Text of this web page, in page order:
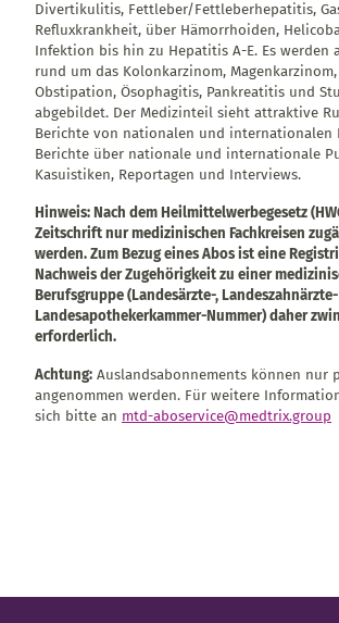
Divertikulitis, Fettleber/Fettleberhepatitis,
Refluxkrankheit, über Hämorrhoiden,
Infektion bis hin zu Hepatitis A-E. Es werden
rund um das Kolonkarzinom,
Obstipation, Ösophagitis, Pankreatitis und
abgebildet. Der Medizinteil sieht attraktive
Berichte von nationalen und internationalen
Berichte über nationale und internationale
Kasuistiken, Reportagen und Interviews.
Hinweis: Nach dem Heilmittelwerbegesetz
Zeitschrift nur medizinischen Fachkreisen
werden. Zum Bezug eines Abos ist eine
Nachweis der Zugehörigkeit zu einer
Berufsgruppe (Landesärzte-,
Landesapothekerkammer-Nummer) daher
erforderlich.
Achtung: Auslandsabonnements können nur
angenommen werden. Für weitere
sich bitte an mtd-aboservice@medtrix.group